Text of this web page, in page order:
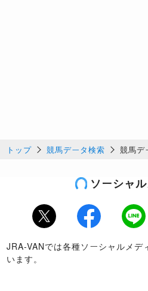
トップ 競馬データ検索 競馬デ
ソーシャ
Twitter Facebook LINE
JRA-VANでは各種ソーシャルメデ
います。